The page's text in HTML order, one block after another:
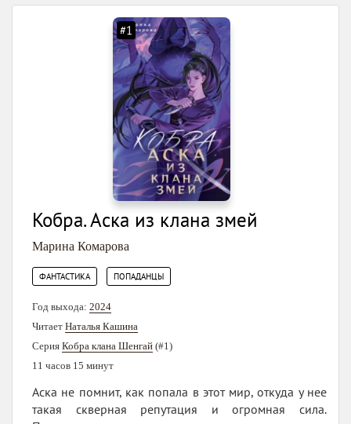
#1
Кобра. Аска из клана змей
Марина Комарова
ФАНТАСТИКА ПОПАДАНЦЫ
Год выхода: 2024
Читает Наталья Кашина
Серия Кобра клана Шенгай (#1)
11 часов 15 минут
Аска не помнит, как попала в этот мир, откуда у нее
такая скверная репутация и огромная сила.